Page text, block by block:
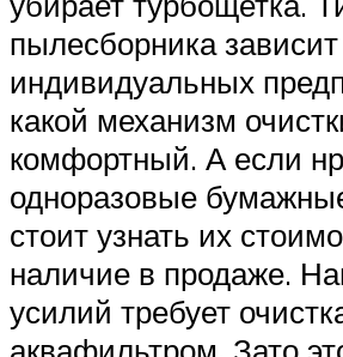
пылесборника зависит
индивидуальных
какой механизм
комфортный. А если
одноразовые
стоит узнать их
наличие в продаже.
усилий требует